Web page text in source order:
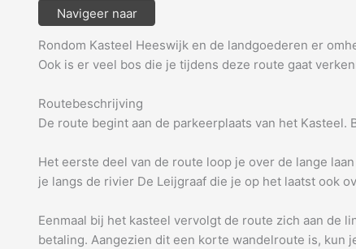
Navigeer naar
Rondom Kasteel Heeswijk en de landgoederen er
Ook is er veel bos die je tijdens deze route gaat
Routebeschrijving
De route begint aan de parkeerplaats van het
Het eerste deel van de route loop je over de lange
je langs de rivier De Leijgraaf die je op het laatst ook
Eenmaal bij het kasteel vervolgt de route zich aan de
betaling. Aangezien dit een korte wandelroute is, kun